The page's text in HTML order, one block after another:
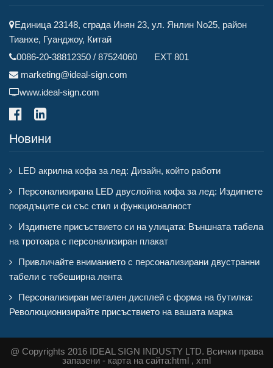
Единица 23148, сграда Инян 23, ул. Янлин No25, район
Тианхе, Гуанджоу, Китай
0086-20-38812350 / 87524060 EXT 801
marketing@ideal-sign.com
www.ideal-sign.com
Новини
LED акрилна кофа за лед: Дизайн, който работи
Персонализирана LED двуслойна кофа за лед: Издигнете
порядъците си със стил и функционалност
Издигнете присъствието си на улицата: Външната табела
на тротоара с персонализиран плакат
Привличайте вниманието с персонализирани двустранни
табели с тебеширна лента
Персонализиран метален дисплей с форма на бутилка:
Революционизирайте присъствието на вашата марка
@ Copyrights 2016 IDEAL SIGN INDUSTY LTD. Всички права
запазени - карта на сайта:html , xml